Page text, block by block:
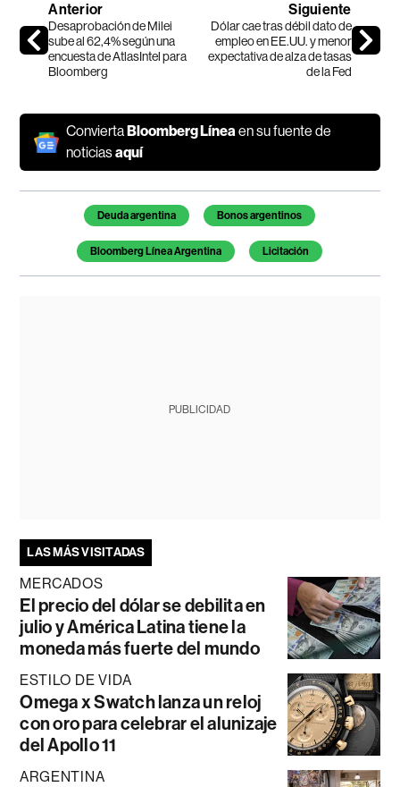
Anterior
Desaprobación de Milei
sube al 62,4% según una
encuesta de AtlasIntel para
Bloomberg
Siguiente
Dólar cae tras débil dato de
empleo en EE.UU. y menor
expectativa de alza de tasas
de la Fed
ConviertaBloomberg Líneaen su fuente de
noticiasaquí
Temas de este artículo
Deuda argentina Bonos argentinos
Bloomberg Línea Argentina Licitación
PUBLICIDAD
LAS MÁS VISITADAS
MERCADOS
El precio del dólar se debilita en
julio y América Latina tiene la
moneda más fuerte del mundo
ESTILO DE VIDA
Omega x Swatch lanza un reloj
con oro para celebrar el alunizaje
del Apollo 11
ARGENTINA